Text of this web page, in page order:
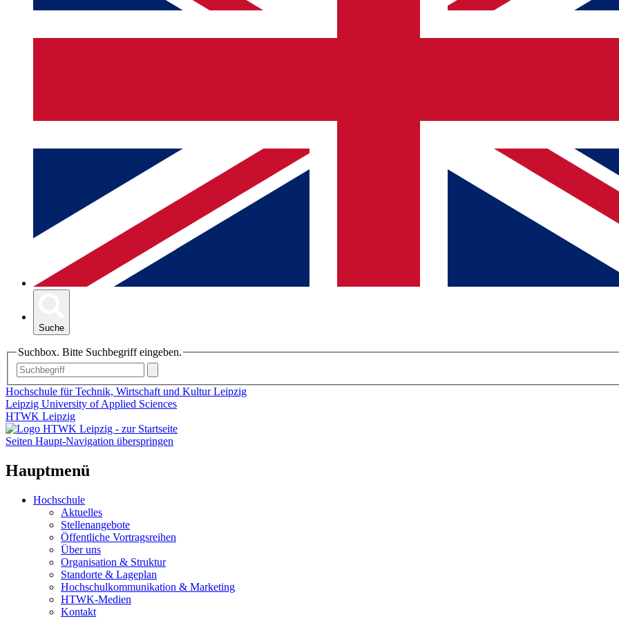
Suche
Suchbox. Bitte Suchbegriff eingeben.
Hochschule für Technik, Wirtschaft und Kultur Leipzig
Leipzig University of Applied Sciences
HTWK Leipzig
Seiten Haupt-Navigation überspringen
Hauptmenü
Hochschule
Aktuelles
Stellenangebote
Öffentliche Vortragsreihen
Über uns
Organisation & Struktur
Standorte & Lageplan
Hochschulkommunikation & Marketing
HTWK-Medien
Kontakt